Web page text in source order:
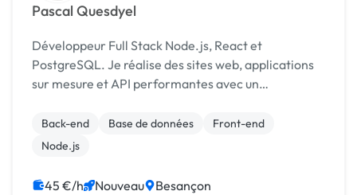
Pascal Quesdyel
Développeur Full Stack Node.js, React et
PostgreSQL. Je réalise des sites web, applications
sur mesure et API performantes avec un
Back-end Base de données
Front-end
Node.js
45 €/h Nouveau Besançon